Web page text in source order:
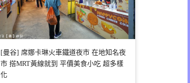
[曼谷] 席娜卡琳火車鐵道夜市 在地知名夜
市 搭MRT黃線就到 平價美食小吃 超多樣
化